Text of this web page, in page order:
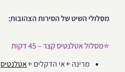
מסלולי השיט של הסירות הצהובות:
⭐מסלול אטלנטיס קצר – 45 דקות
מרינה ￩ אי הדקלים ￩אטלנטיס